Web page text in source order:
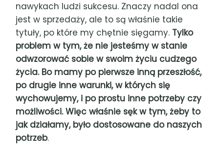
nawykach ludzi sukcesu. Znaczy nadal ona
jest w sprzedaży, ale to są właśnie takie
tytuły, po które my chętnie sięgamy. Tylko
problem w tym, że nie jesteśmy w stanie
odwzorować sobie w swoim życiu cudzego
życia. Bo mamy po pierwsze inną przeszłość,
po drugie inne warunki, w których się
wychowujemy, i po prostu inne potrzeby czy
możliwości. Więc właśnie sęk w tym, żeby to
jak działamy, było dostosowane do naszych
potrzeb.